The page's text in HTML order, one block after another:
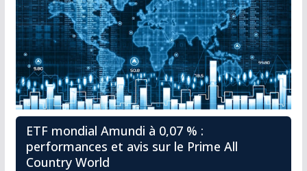
ETF mondial Amundi à 0,07 % :
performances et avis sur le Prime All
Country World